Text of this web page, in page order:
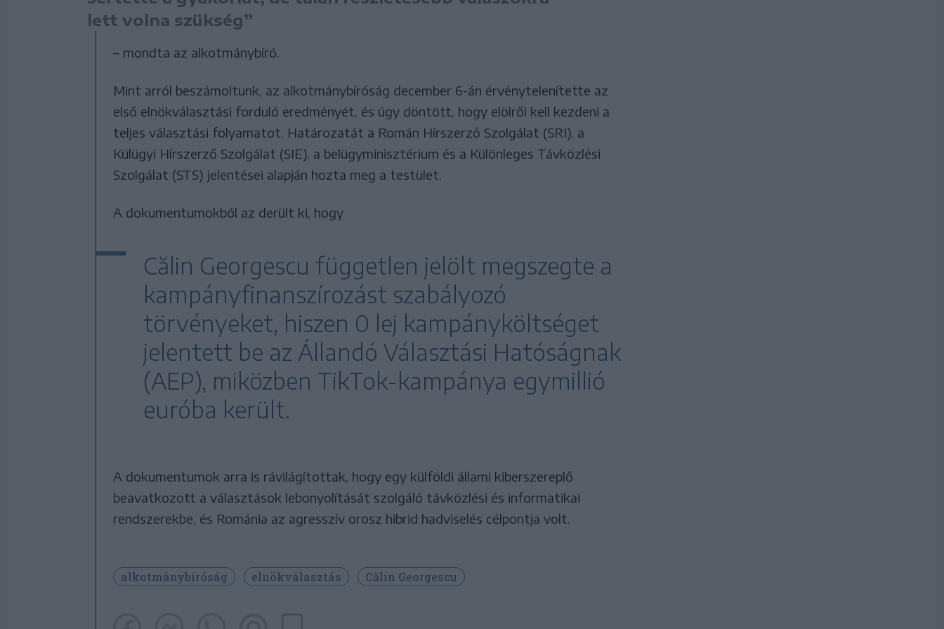
lett volna szükség”
– mondta az alkotmánybíró.
Mint arról beszámoltunk, az alkotmánybíróság december 6-án érvénytelenítette az
első elnökválasztási forduló eredményét, és úgy döntött, hogy elölről kell kezdeni a
teljes választási folyamatot. Határozatát a Román Hírszerző Szolgálat (SRI), a
Külügyi Hírszerző Szolgálat (SIE), a belügyminisztérium és a Különleges Távközlési
Szolgálat (STS) jelentései alapján hozta meg a testület.
A dokumentumokból az derült ki, hogy
Călin Georgescu független jelölt megszegte a
kampányfinanszírozást szabályozó
törvényeket, hiszen 0 lej kampányköltséget
jelentett be az Állandó Választási Hatóságnak
(AEP), miközben TikTok-kampánya egymillió
euróba került.
A dokumentumok arra is rávilágítottak, hogy egy külföldi állami kiberszereplő
beavatkozott a választások lebonyolítását szolgáló távközlési és informatikai
rendszerekbe, és Románia az agresszív orosz hibrid hadviselés célpontja volt.
alkotmánybíróság elnökválasztás Călin Georgescu